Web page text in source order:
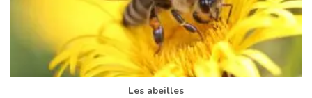
Les abeilles